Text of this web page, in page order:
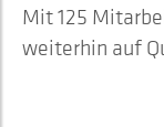
Mit 125
weiterhin auf